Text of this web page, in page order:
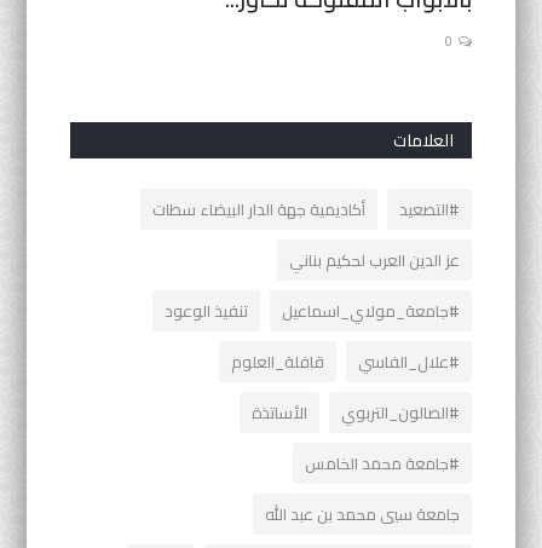
0
العلامات
#التصعيد
أكاديمية جهة الدار البيضاء سطات
عز الدين العرب لحكيم بناني
#جامعة_مولاي_اسماعيل
تنفيذ الوعود
#علال_الفاسي
قافلة_العلوم
#الصالون_التربوي
الأساتذة
#جامعة محمد الخامس
جامعة سيي محمد بن عبد الله